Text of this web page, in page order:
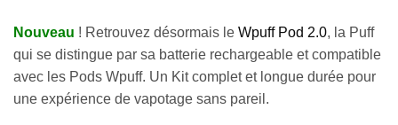
Nouveau ! Retrouvez désormais le Wpuff Pod 2.0, la Puff
qui se distingue par sa batterie rechargeable et compatible
avec les Pods Wpuff. Un Kit complet et longue durée pour
une expérience de vapotage sans pareil.